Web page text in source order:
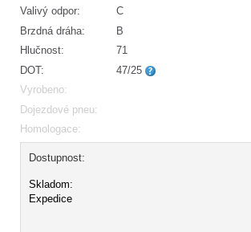
Valivý odpor:
C
Brzdná dráha:
B
Hlučnost:
71
DOT:
47/25
Vyrobeno:
Dojezdové pneu:
Homologace:
Dostupnost:
Skladom:
Expedice